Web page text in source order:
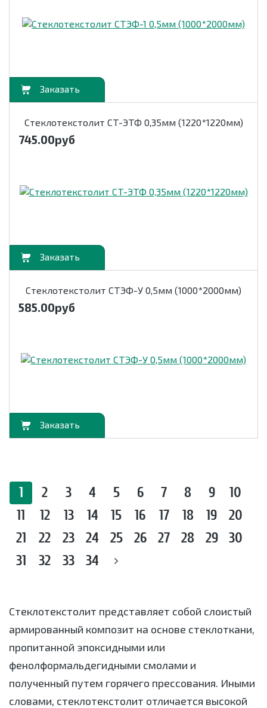
Стеклотекстолит СТ-ЭТФ 0,35мм (1220*1220мм)
745.00руб
Стеклотекстолит СТЭФ-У 0,5мм (1000*2000мм)
585.00руб
1 2 3 4 5 6 7 8 9
10
11
12 13 14 15 16 17 18 19
20
21
22 23 24 25 26 27 28 29
30
31
32 33 34
Стеклотекстолит представляет собой слоистый
армированный композит на основе стеклоткани,
пропитанной эпоксидными или
фенолформальдегидными смолами и
полученный путем горячего прессования. Иными
словами, стеклотекстолит отличается высокой